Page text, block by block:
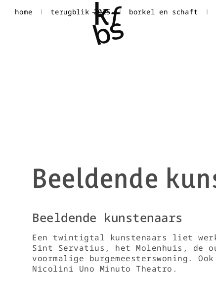
home terugblik 2025 borkel en schaft
Beeldende
Beeldende kunstenaars
Een twintigtal kunstenaars liet
Sint Servatius, het Molenhuis, de
voormalige burgemeesterswoning.
Nicolini Uno Minuto Theatro.